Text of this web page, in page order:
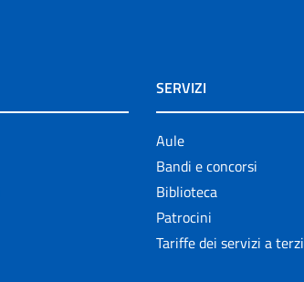
SERVIZI
Aule
Bandi e concorsi
Biblioteca
Patrocini
Tariffe dei servizi a terzi